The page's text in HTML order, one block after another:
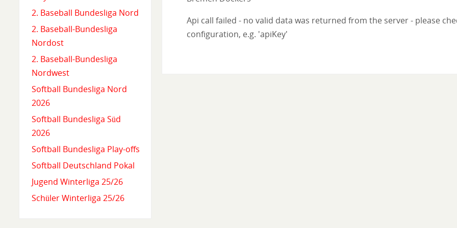
Api call failed - no valid data was returned from the server - please
configuration, e.g. 'apiKey'
2. Baseball Bundesliga Nord
2. Baseball-Bundesliga
Nordost
2. Baseball-Bundesliga
Nordwest
Softball Bundesliga Nord
2026
Softball Bundesliga Süd
2026
Softball Bundesliga Play-offs
Softball Deutschland Pokal
Jugend Winterliga 25/26
Schüler Winterliga 25/26